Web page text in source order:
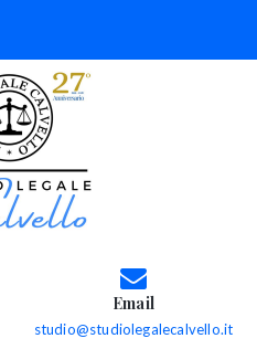
Email
studio@studiolegalecalvello.it